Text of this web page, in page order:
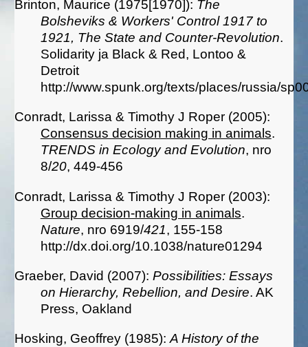
Brinton, Maurice (1975[1970]): The
Bolsheviks & Workers' Control 1917 to
1921, The State and Counter-Revolution.
Solidarity ja Black & Red, Lontoo &
Detroit
http://www.spunk.org/texts/places/russia/
Conradt, Larissa & Timothy J Roper (2005):
Consensus decision making in animals.
TRENDS in Ecology and Evolution, nro
8/20, 449-456
Conradt, Larissa & Timothy J Roper (2003):
Group decision-making in animals.
Nature, nro 6919/421, 155-158
http://dx.doi.org/10.1038/nature01294
Graeber, David (2007): Possibilities: Essays
on Hierarchy, Rebellion, and Desire. AK
Press, Oakland
Hosking, Geoffrey (1985): A History of the